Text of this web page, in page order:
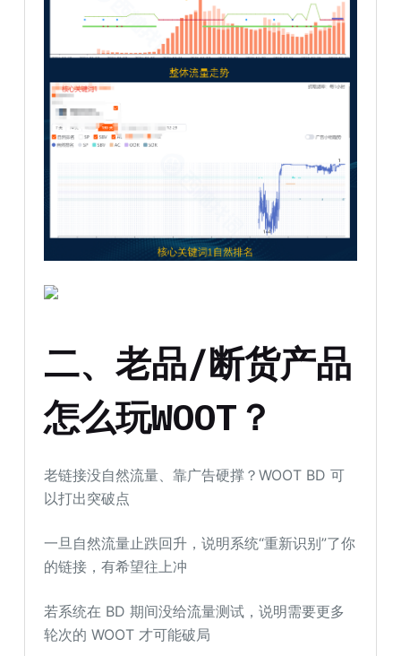
二、老品/断货产品
怎么玩WOOT？
老链接没自然流量、靠广告硬撑？WOOT BD 可
以打出突破点
一旦自然流量止跌回升，说明系统“重新识别”了你
的链接，有希望往上冲
若系统在 BD 期间没给流量测试，说明需要更多
轮次的 WOOT 才可能破局